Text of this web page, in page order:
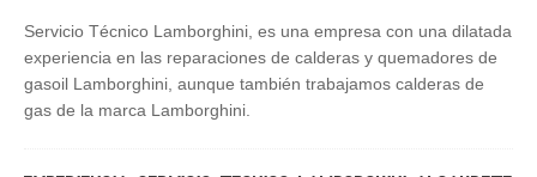
Servicio Técnico Lamborghini, es una empresa con una dilatada
experiencia en las reparaciones de calderas y quemadores de
gasoil Lamborghini, aunque también trabajamos calderas de
gas de la marca Lamborghini.